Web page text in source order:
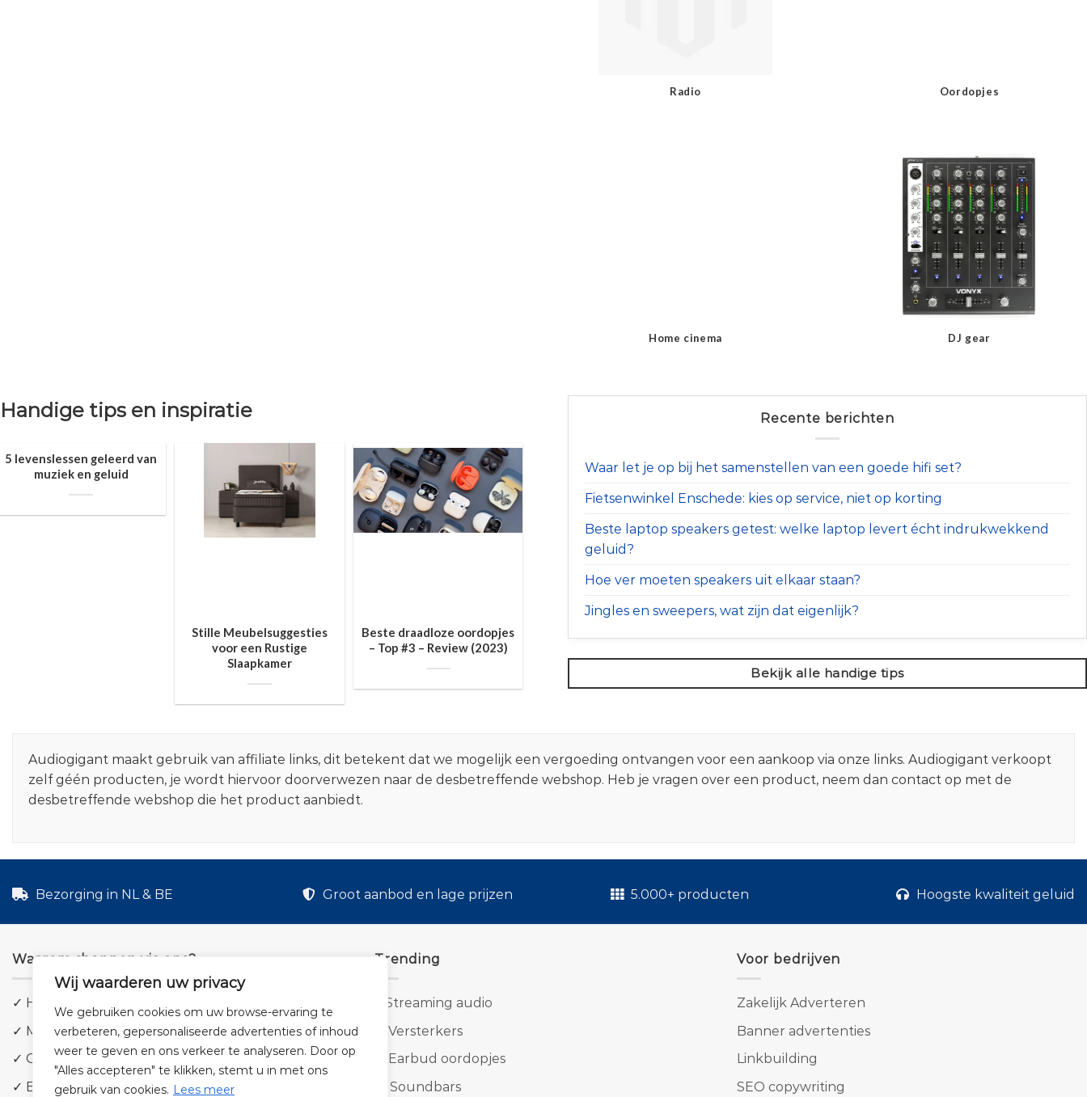
Wij waarderen uw privacy
We gebruiken cookies om uw browse-ervaring te
verbeteren, gepersonaliseerde advertenties of inhoud
weer te geven en ons verkeer te analyseren. Door op
"Alles accepteren" te klikken, stemt u in met ons
gebruik van cookies. Lees meer
Radio Oordopjes
Home cinema DJ gear
Handige tips en inspiratie
5 levenslessen geleerd van
muziek en geluid
Stille Meubelsuggesties
voor een Rustige
Slaapkamer
Beste draadloze oordopjes
– Top #3 – Review (2023)
Recente berichten
Waar let je op bij het samenstellen van een goede hifi set?
Fietsenwinkel Enschede: kies op service, niet op korting
Beste laptop speakers getest: welke laptop levert écht indrukwekkend
geluid?
Hoe ver moeten speakers uit elkaar staan?
Jingles en sweepers, wat zijn dat eigenlijk?
Bekijk alle handige tips
Audiogigant maakt gebruik van affiliate links, dit betekent dat we mogelijk een vergoeding ontvangen voor een aankoop via onze links. Audiogigant verkoopt
zelf géén producten, je wordt hiervoor doorverwezen naar de desbetreffende webshop. Heb je vragen over een product, neem dan contact op met de
desbetreffende webshop die het product aanbiedt.
Bezorging in NL & BE Groot aanbod en lage prijzen 5.000+ producten Hoogste kwaliteit geluid
Waarom shoppen via ons?
✓ Hoge kwaliteit geluid
✓ Meer dan 5.000 producten
✓ Groot aanbod en lage prijzen
✓ Bezorging in NL & BE
Trending
Streaming audio
Versterkers
Earbud oordopjes
Soundbars
Voor bedrijven
Zakelijk Adverteren
Banner advertenties
Linkbuilding
SEO copywriting